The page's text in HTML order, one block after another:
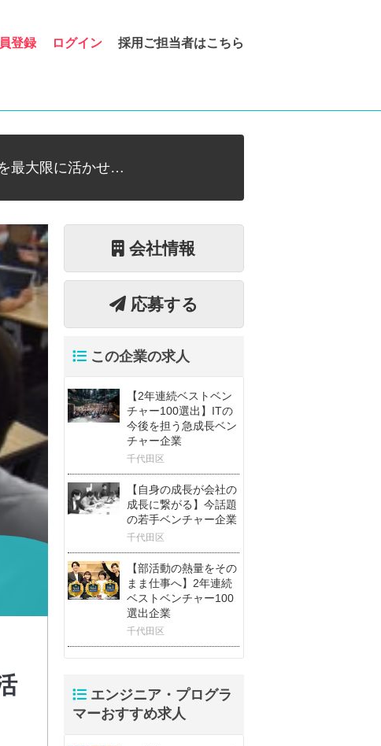
登録 ログイン 採用ご担当者はこちら
最大限に活かせ…
会社情報
応募する
この企業の求人
【2年連続ベストベン
チャー100選出】ITの
今後を担う急成長ベン
チャー企業
千代田区
【自身の成長が会社の
成長に繋がる】今話題
の若手ベンチャー企業
千代田区
【部活動の熱量をその
まま仕事へ】2年連続
ベストベンチャー100
選出企業
千代田区
エンジニア・プログラ
マーおすすめ求人